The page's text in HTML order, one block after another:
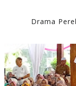
Drama